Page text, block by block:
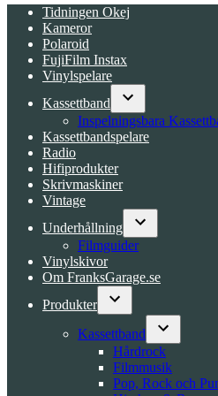
Tidningen Okej
Kameror
Polaroid
FujiFilm Instax
Vinylspelare
Kassettband
Open
dropdown
menu
Inspelningsbara
Kassettbandspelare
Radio
Hifiprodukter
Skrivmaskiner
Vintage
Underhållning
Open
Filmguider
Vinylskivor
Om FranksGarage.se
Produkter
Open
dropdown
menu
Kassettband
Open
dropdown
menu
Hårdrock
Filmmusik
Pop, Rock och